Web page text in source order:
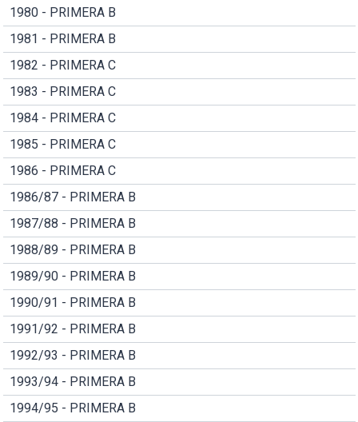
1980 - PRIMERA B
1981 - PRIMERA B
1982 - PRIMERA C
1983 - PRIMERA C
1984 - PRIMERA C
1985 - PRIMERA C
1986 - PRIMERA C
1986/87 - PRIMERA B
1987/88 - PRIMERA B
1988/89 - PRIMERA B
1989/90 - PRIMERA B
1990/91 - PRIMERA B
1991/92 - PRIMERA B
1992/93 - PRIMERA B
1993/94 - PRIMERA B
1994/95 - PRIMERA B